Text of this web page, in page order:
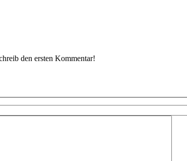
den ersten Kommentar!